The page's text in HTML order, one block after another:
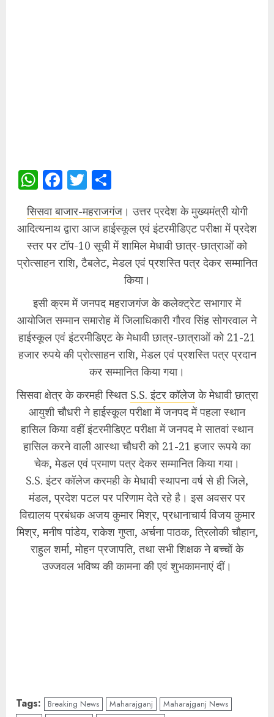
WhatsApp
Facebook
Twitter
सिसवा बाजार-महराजगंज। उत्तर प्रदेश के मुख्यमंत्री योगी
आदित्यनाथ द्वारा आज हाईस्कूल एवं इंटरमीडिएट परीक्षा में प्रदेश
स्तर पर टॉप-10 सूची में शामिल मेधावी छात्र-छात्राओं को
प्रोत्साहन राशि, टैबलेट, मेडल एवं प्रशस्ति पत्र देकर सम्मानित
किया।
इसी क्रम में जनपद महराजगंज के कलेक्ट्रेट सभागार में
आयोजित सम्मान समारोह में जिलाधिकारी गौरव सिंह सोगरवाल ने
हाईस्कूल एवं इंटरमीडिएट के मेधावी छात्र-छात्राओं को 21-21
हजार रुपये की प्रोत्साहन राशि, मेडल एवं प्रशस्ति पत्र प्रदान
कर सम्मानित किया गया।
सिसवा क्षेत्र के करमही स्थित S.S. इंटर कॉलेजके मेधावी छात्रा
आयुशी चौधरी ने हाईस्कूल परीक्षा में जनपद में पहला स्थान
हासिल किया वहीं इंटरमीडिएट परीक्षा में जनपद मे सातवां स्थान
हासिल करने वाली आस्था चौधरी को 21-21 हजार रूपये का
चेक, मेडल एवं प्रमाण पत्र देकर सम्मानित किया गया।
S.S. इंटर कॉलेज करमही के मेधावी स्थापना वर्ष से ही जिले,
मंडल, प्रदेश पटल पर परिणाम देते रहे है। इस अवसर पर
विद्यालय प्रबंधक अजय कुमार मिश्र, प्रधानाचार्य विजय कुमार
मिश्र, मनीष पांडेय, राकेश गुप्ता, अर्चना पाठक, त्रिलोकी चौहान,
राहुल शर्मा, मोहन प्रजापति, तथा सभी शिक्षक ने बच्चों के
उज्जवल भविष्य की कामना की एवं शुभकामनाएं दीं।
Tags: Breaking News Maharajganj
Maharajganj News